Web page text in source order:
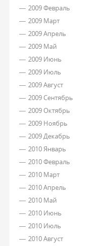
2009 Февраль
2009 Март
2009 Апрель
2009 Май
2009 Июнь
2009 Июль
2009 Август
2009 Сентябрь
2009 Октябрь
2009 Ноябрь
2009 Декабрь
2010 Январь
2010 Февраль
2010 Март
2010 Апрель
2010 Май
2010 Июнь
2010 Июль
2010 Август